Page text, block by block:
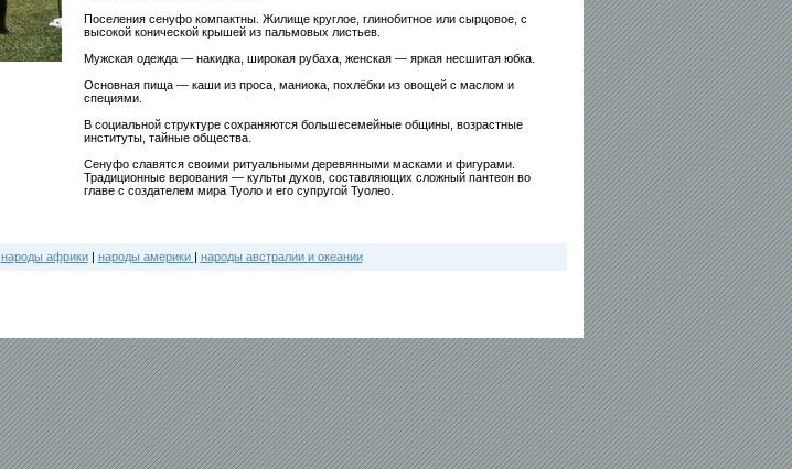
Поселения сенуфо компактны. Жилище круглое, глинобитное или сырцовое, с
высокой конической крышей из пальмовых листьев.
Мужская одежда — накидка, широкая рубаха, женская — яркая несшитая юбка.
Основная пища — каши из проса, маниока, похлёбки из овощей с маслом и
специями.
В социальной структуре сохраняются большесемейные общины, возрастные
институты, тайные общества.
Сенуфо славятся своими ритуальными деревянными масками и фигурами.
Традиционные верования — культы духов, составляющих сложный пантеон во
главе с создателем мира Туоло и его супругой Туолео.
народы африки| народы америки | народы австралии и океании